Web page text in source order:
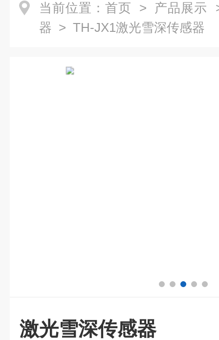
当前位置： 首页 > 产品展示
器 > TH-JX1激光雪深传感器
激光雪深传感器